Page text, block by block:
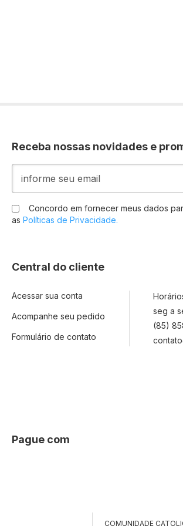
Receba nossas novidades e
Inscreva-
na
nossa
Newsletter:
Concordo em fornecer meus dados
as Políticas de Privacidade.
Central do cliente
Acessar sua conta
Acompanhe seu pedido
Formulário de contato
seg a
(85)
Pague com
COMUNIDADE